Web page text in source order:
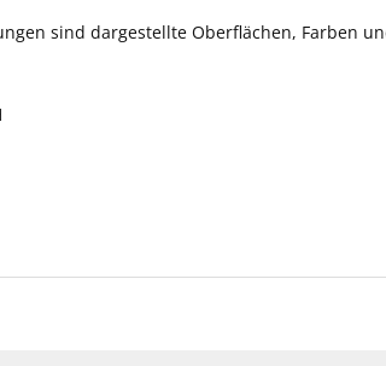
sind dargestellte Oberflächen, Farben